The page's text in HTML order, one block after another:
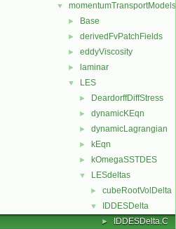
▼ momentumTransportModels
► Base
► derivedFvPatchFields
► eddyViscosity
► laminar
▼ LES
► DeardorffDiffStress
► dynamicKEqn
► dynamicLagrangian
► kEqn
► kOmegaSSTDES
▼ LESdeltas
► cubeRootVolDelta
▼ IDDESDelta
► IDDESDelta.C